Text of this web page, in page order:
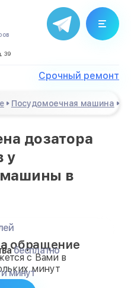
39
Срочный ремонт
Посудомоечная машина
дозатора
у
в
бесплатно
минут
обращение
с Вами в
минут